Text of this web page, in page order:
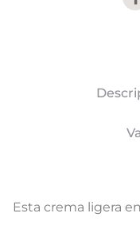
Esta crema ligera